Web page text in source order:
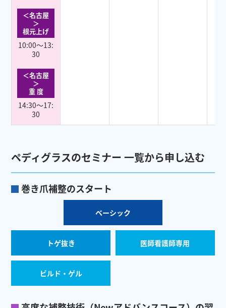
＜名古屋
＞
根元上げ
10:00～13:
30
＜名古屋
＞
重 度
14:30～17:
30
ペディグラスのセミナー 一覧から申し込む
巻き爪補整のスタート
ベーシック
トゲ抜き 医師看護師専用
ビルド・ゲル